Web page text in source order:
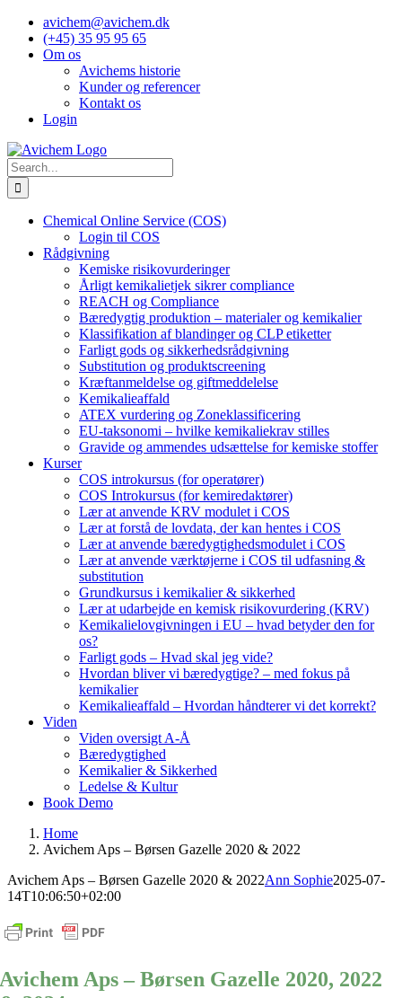
Skip
content
avichem@avichem.dk
(+45) 35 95 95 65
Om os
Avichems historie
Kunder og referencer
Kontakt os
Login
Search
for:
Chemical Online Service (COS)
Login til COS
Rådgivning
Kemiske risikovurderinger
Årligt kemikalietjek sikrer compliance
REACH og Compliance
Bæredygtig produktion – materialer og kemikalier
Klassifikation af blandinger og CLP etiketter
Farligt gods og sikkerhedsrådgivning
Substitution og produktscreening
Kræftanmeldelse og giftmeddelelse
Kemikalieaffald
ATEX vurdering og Zoneklassificering
EU-taksonomi – hvilke kemikaliekrav stilles
Gravide og ammendes udsættelse for kemiske stoffer
Kurser
COS introkursus (for operatører)
COS Introkursus (for kemiredaktører)
Lær at anvende KRV modulet i COS
Lær at forstå de lovdata, der kan hentes i COS
Lær at anvende bæredygtighedsmodulet i COS
Lær at anvende værktøjerne i COS til udfasning &
substitution
Grundkursus i kemikalier & sikkerhed
Lær at udarbejde en kemisk risikovurdering (KRV)
Kemikalielovgivningen i EU – hvad betyder den for
os?
Farligt gods – Hvad skal jeg vide?
Hvordan bliver vi bæredygtige? – med fokus på
kemikalier
Kemikalieaffald – Hvordan håndterer vi det korrekt?
Viden
Viden oversigt A-Å
Bæredygtighed
Kemikalier & Sikkerhed
Ledelse & Kultur
Book Demo
Home
Avichem Aps – Børsen Gazelle 2020 & 2022
Avichem Aps – Børsen Gazelle 2020 & 2022Ann Sophie2025-07-
14T10:06:50+02:00
Avichem Aps– Børsen Gazelle 2020, 2022